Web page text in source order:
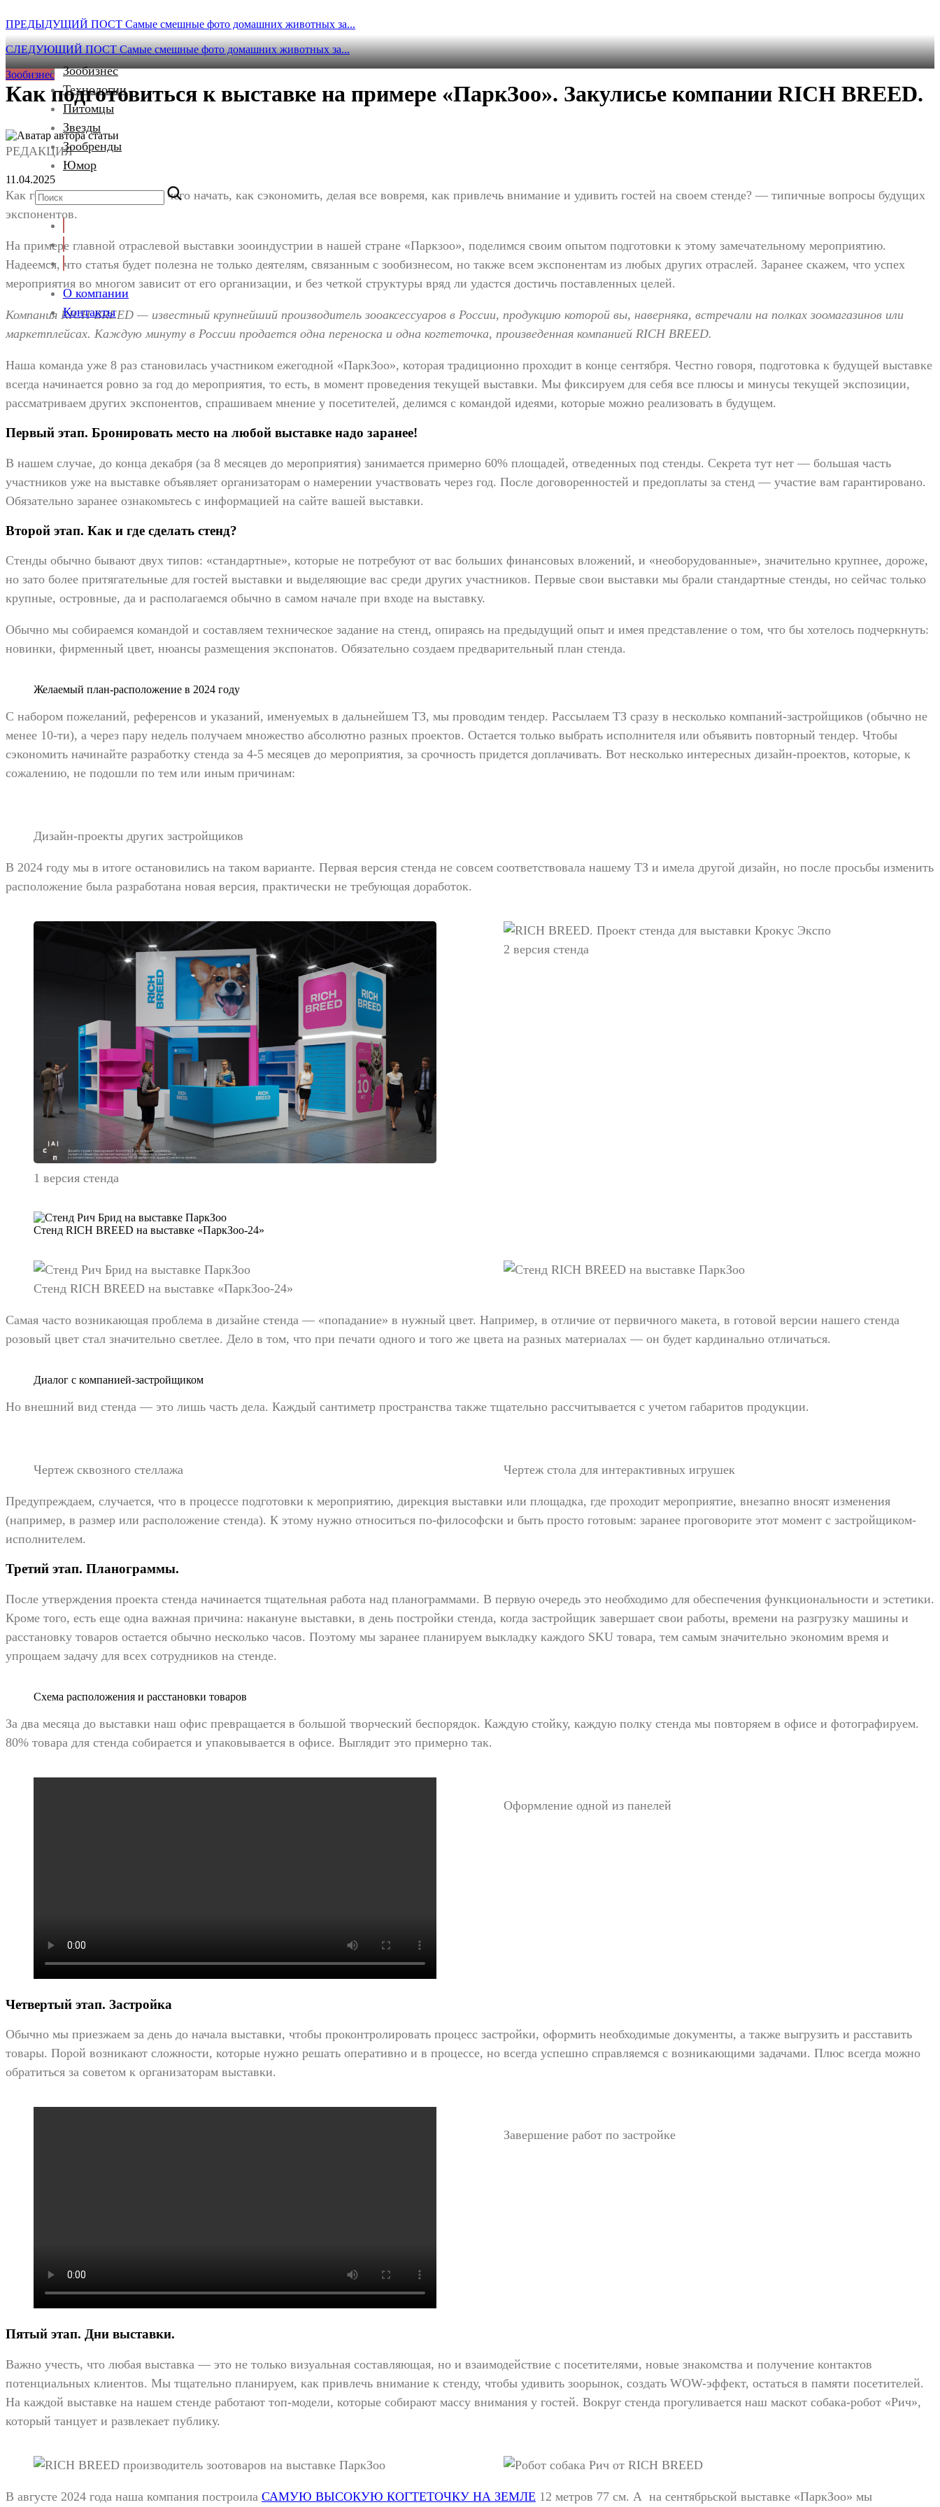
Зообизнес
Технологии
Питомцы
Звезды
Зообренды
Юмор
О компании
Контакты
ПРЕДЫДУЩИЙ ПОСТ Самые смешные фото домашних животных за...
СЛЕДУЮЩИЙ ПОСТ Самые смешные фото домашних животных за...
Зообизнес
Как подготовиться к выставке на примере «ПаркЗоо». Закулисье компании RICH BREED.
РЕДАКЦИЯ
11.04.2025
Как готовиться к выставке, с чего начать, как сэкономить, делая все вовремя, как привлечь внимание и удивить гостей на своем стенде? — типичные вопросы будущих
экспонентов.
На примере главной отраслевой выставки зооиндустрии в нашей стране «Паркзоо», поделимся своим опытом подготовки к этому замечательному мероприятию.
Надеемся, что статья будет полезна не только деятелям, связанным с зообизнесом, но также всем экспонентам из любых других отраслей. Заранее скажем, что успех
мероприятия во многом зависит от его организации, и без четкой структуры вряд ли удастся достичь поставленных целей.
Компания RICH BREED — известный крупнейший производитель зооаксессуаров в России, продукцию которой вы, наверняка, встречали на полках зоомагазинов или
маркетплейсах. Каждую минуту в России продается одна переноска и одна когтеточка, произведенная компанией RICH BREED.
Наша команда уже 8 раз становилась участником ежегодной «ПаркЗоо», которая традиционно проходит в конце сентября. Честно говоря, подготовка к будущей выставке
всегда начинается ровно за год до мероприятия, то есть, в момент проведения текущей выставки. Мы фиксируем для себя все плюсы и минусы текущей экспозиции,
рассматриваем других экспонентов, спрашиваем мнение у посетителей, делимся с командой идеями, которые можно реализовать в будущем.
Первый этап. Бронировать место на любой выставке надо заранее!
В нашем случае, до конца декабря (за 8 месяцев до мероприятия) занимается примерно 60% площадей, отведенных под стенды. Секрета тут нет — большая часть
участников уже на выставке объявляет организаторам о намерении участвовать через год. После договоренностей и предоплаты за стенд — участие вам гарантировано.
Обязательно заранее ознакомьтесь с информацией на сайте вашей выставки.
Второй этап. Как и где сделать стенд?
Стенды обычно бывают двух типов: «стандартные», которые не потребуют от вас больших финансовых вложений, и «необорудованные», значительно крупнее, дороже,
но зато более притягательные для гостей выставки и выделяющие вас среди других участников. Первые свои выставки мы брали стандартные стенды, но сейчас только
крупные, островные, да и располагаемся обычно в самом начале при входе на выставку.
Обычно мы собираемся командой и составляем техническое задание на стенд, опираясь на предыдущий опыт и имея представление о том, что бы хотелось подчеркнуть:
новинки, фирменный цвет, нюансы размещения экспонатов. Обязательно создаем предварительный план стенда.
Желаемый план-расположение в 2024 году
С набором пожеланий, референсов и указаний, именуемых в дальнейшем ТЗ, мы проводим тендер. Рассылаем ТЗ сразу в несколько компаний-застройщиков (обычно не
менее 10-ти), а через пару недель получаем множество абсолютно разных проектов. Остается только выбрать исполнителя или объявить повторный тендер. Чтобы
сэкономить начинайте разработку стенда за 4-5 месяцев до мероприятия, за срочность придется доплачивать. Вот несколько интересных дизайн-проектов, которые, к
сожалению, не подошли по тем или иным причинам:
Дизайн-проекты других застройщиков
В 2024 году мы в итоге остановились на таком варианте. Первая версия стенда не совсем соответствовала нашему ТЗ и имела другой дизайн, но после просьбы изменить
расположение была разработана новая версия, практически не требующая доработок.
1 версия стенда
2 версия стенда
Стенд RICH BREED на выставке «ПаркЗоо-24»
Стенд RICH BREED на выставке «ПаркЗоо-24»
Самая часто возникающая проблема в дизайне стенда — «попадание» в нужный цвет. Например, в отличие от первичного макета, в готовой версии нашего стенда
розовый цвет стал значительно светлее. Дело в том, что при печати одного и того же цвета на разных материалах — он будет кардинально отличаться.
Диалог с компанией-застройщиком
Но внешний вид стенда — это лишь часть дела. Каждый сантиметр пространства также тщательно рассчитывается с учетом габаритов продукции.
Чертеж сквозного стеллажа Чертеж стола для интерактивных игрушек
Предупреждаем, случается, что в процессе подготовки к мероприятию, дирекция выставки или площадка, где проходит мероприятие, внезапно вносят изменения
(например, в размер или расположение стенда). К этому нужно относиться по-философски и быть просто готовым: заранее проговорите этот момент с застройщиком-
исполнителем.
Третий этап. Планограммы.
После утверждения проекта стенда начинается тщательная работа над планограммами. В первую очередь это необходимо для обеспечения функциональности и эстетики.
Кроме того, есть еще одна важная причина: накануне выставки, в день постройки стенда, когда застройщик завершает свои работы, времени на разгрузку машины и
расстановку товаров остается обычно несколько часов. Поэтому мы заранее планируем выкладку каждого SKU товара, тем самым значительно экономим время и
упрощаем задачу для всех сотрудников на стенде.
Схема расположения и расстановки товаров
За два месяца до выставки наш офис превращается в большой творческий беспорядок. Каждую стойку, каждую полку стенда мы повторяем в офисе и фотографируем.
80% товара для стенда собирается и упаковывается в офисе. Выглядит это примерно так.
Оформление одной из панелей
Четвертый этап. Застройка
Обычно мы приезжаем за день до начала выставки, чтобы проконтролировать процесс застройки, оформить необходимые документы, а также выгрузить и расставить
товары. Порой возникают сложности, которые нужно решать оперативно и в процессе, но всегда успешно справляемся с возникающими задачами. Плюс всегда можно
обратиться за советом к организаторам выставки.
Завершение работ по застройке
Пятый этап. Дни выставки.
Важно учесть, что любая выставка — это не только визуальная составляющая, но и взаимодействие с посетителями, новые знакомства и получение контактов
потенциальных клиентов. Мы тщательно планируем, как привлечь внимание к стенду, чтобы удивить зоорынок, создать WOW-эффект, остаться в памяти посетителей.
На каждой выставке на нашем стенде работают топ-модели, которые собирают массу внимания у гостей. Вокруг стенда прогуливается наш маскот собака-робот «Рич»,
который танцует и развлекает публику.
В августе 2024 года наша компания построила САМУЮ ВЫСОКУЮ КОГТЕТОЧКУ НА ЗЕМЛЕ 12 метров 77 см. А на сентябрьской выставке «ПаркЗоо» мы